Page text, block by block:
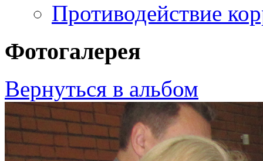
Противодействие
Фотогалерея
Вернуться в альбом